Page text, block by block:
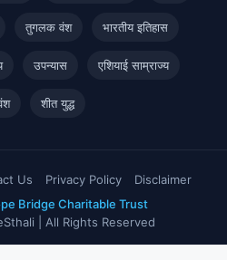
तुगलक वंश भारतीय इतिहास
उपन्यास एशियाई साम्राज्य
शीत युद्ध
Us Privacy Policy
Disclaimer
Bridge Charitable Trust
| All Rights Reserved